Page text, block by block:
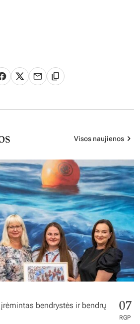
Visos naujienos
bendrystės ir bendrų
07
RGP